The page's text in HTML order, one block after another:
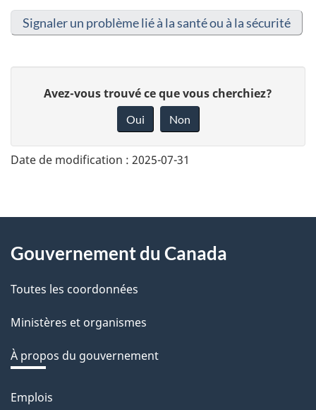
Signaler un problème lié à la santé ou à la sécurité
n
v
o
t
r
r
é
t
r
Avez-vous trouvé ce que vous cherchiez?
Oui Non
Date de modification : 2025-07-31
About
this
site
Gouvernement du Canada
Toutes les coordonnées
Ministères et organismes
À propos du gouvernement
Thèmes
Emplois